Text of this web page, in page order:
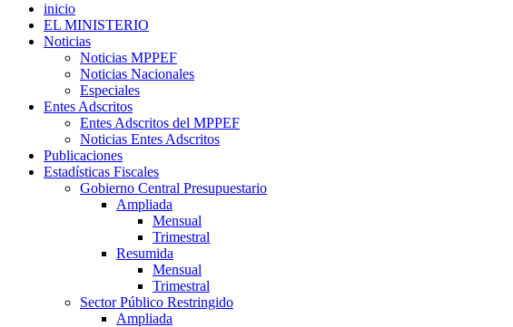
inicio
EL MINISTERIO
Noticias
Noticias MPPEF
Noticias Nacionales
Especiales
Entes Adscritos
Entes Adscritos del MPPEF
Noticias Entes Adscritos
Publicaciones
Estadísticas Fiscales
Gobierno Central Presupuestario
Ampliada
Mensual
Trimestral
Resumida
Mensual
Trimestral
Sector Público Restringido
Ampliada